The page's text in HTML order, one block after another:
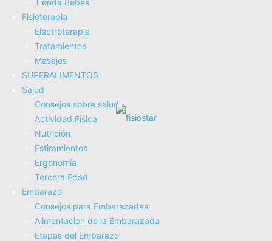
Tienda Bebes
Fisioterapia
Electroterapia
Tratamientos
Masajes
SUPERALIMENTOS
Salud
Consejos sobre salud
Actividad Fí­sica
Nutrición
Estiramientos
Ergonomí­a
Tercera Edad
Embarazo
Consejos para Embarazadas
Alimentacion de la Embarazada
Etapas del Embarazo
Celulitis, Rostro, Mano, Brazo, Cuello, Pie y Cuerpo - 3
Cabezas Multifuncionales, Impermeable IPX7, Sin...
COMPRAR AHORA
Amazon.es
medisana AC 850 Masajeador para celulitis para una piel
más firme, auto-masaje con 6 rodillos de masaje rotativos
y 2 intensidades, 1a generación
COMPRAR AHORA